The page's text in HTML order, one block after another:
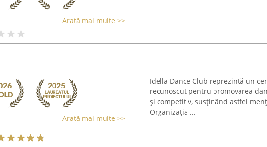
Arată mai multe >>
Arată mai multe >>
Idella Dance Club reprezintă un
recunoscut pentru promovarea
și competitiv, susținând astfel
Organizația ...